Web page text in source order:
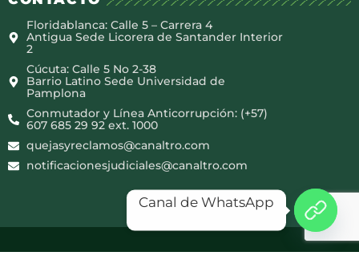
Floridablanca: Calle 5 – Carrera 4
Antigua Sede Licorera de Santander Interior
2
Cúcuta: Calle 5 No 2-38
Barrio Latino Sede Universidad de
Pamplona
Conmutador y Línea Anticorrupción: (+57)
607 685 29 92 ext. 1000
quejasyreclamos@canaltro.com
notificacionesjudiciales@canaltro.com
Canal de WhatsApp